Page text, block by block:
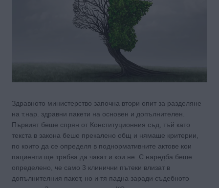
Здравното министерство започна втори опит за разделяне
на т.нар. здравни пакети на основен и допълнителен.
Първият беше спрян от Конституционния съд, тъй като
текста в закона беше прекалено общ и нямаше критерии,
по които да се определя в поднормативните актове кои
пациенти ще трябва да чакат и кои не. С наредба беше
определено, че само 3 клинични пътеки влизат в
допълнителния пакет, но и тя падна заради съдебното